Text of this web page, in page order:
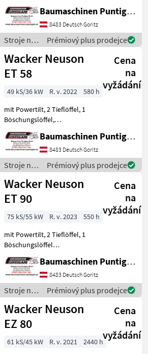
Baumaschinen Puntigam
GmbH Unser Spezialgebiet:
Ankauf - Verkauf -
Vermietung von Baumaschi
Baumaschinen Puntigam GmbH
8483 Deutsch Goritz
Stroje na
stavbu /
Wacker
Neuson
Prémiový plus prodejce
Wacker Neuson
ET 58
Cena
na
vyžádání
49 kS/36 kW R. v. 2022
580 h
mit Powertilt, 2 Tieflöffel, 1
Böschungslöffel,
Baumaschinen Puntigam
GmbH Unser Spezialgebiet:
Ankauf - Verkauf -
Vermietung von Baumaschi
Baumaschinen Puntigam GmbH
8483 Deutsch Goritz
Stroje na
stavbu /
Wacker
Neuson
Prémiový plus prodejce
Wacker Neuson
ET 90
Cena
na
vyžádání
75 kS/55 kW R. v. 2023
550 h
mit Powertilt, 2 Tieflöffel, 1
Böschungslöffel
Baumaschinen Puntigam
GmbH Unser Spezialgebiet:
Ankauf - Verkauf -
Vermietung von Baumaschi
Baumaschinen Puntigam GmbH
8483 Deutsch Goritz
Stroje na
stavbu /
Wacker
Neuson
Prémiový plus prodejce
Wacker Neuson
EZ 80
Cena
na
vyžádání
61 kS/45 kW R. v. 2021
2440 h